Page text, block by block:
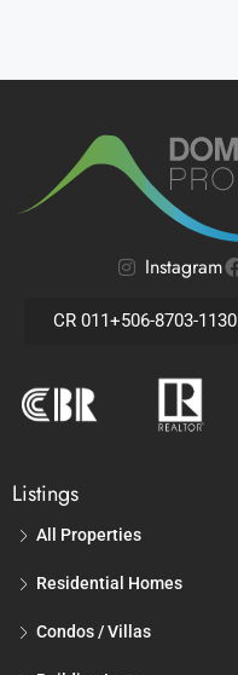
Instagram
CR 011+506-8703-1130
Listings
All Properties
Residential Homes
Condos / Villas